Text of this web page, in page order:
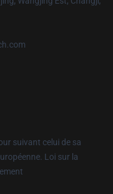
suivant celui de sa
Loi sur la